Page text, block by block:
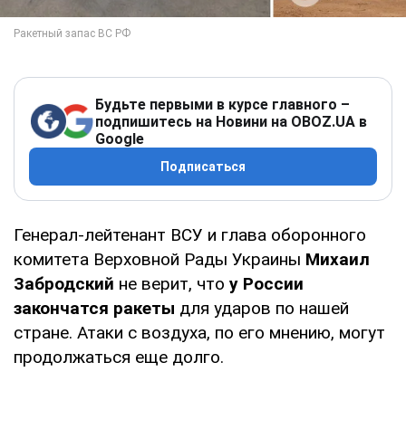
Будьте первыми в курсе главного –
подпишитесь на Новини на OBOZ.UA в
Google
Подписаться
Генерал-лейтенант ВСУ и глава оборонного
комитета Верховной Рады Украины Михаил
Забродский не верит, что у России
закончатся ракеты для ударов по нашей
стране. Атаки с воздуха, по его мнению, могут
продолжаться еще долго.